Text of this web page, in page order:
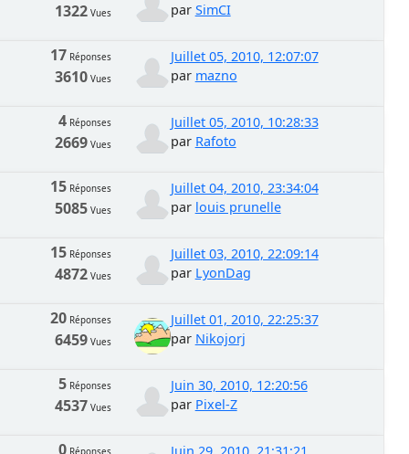
1322Vues
par SimCI
17 Réponses
3610Vues
Juillet 05, 2010, 12:07:07
par mazno
4Réponses
2669Vues
Juillet 05, 2010, 10:28:33
par Rafoto
15Réponses
5085Vues
Juillet 04, 2010, 23:34:04
par louis prunelle
15Réponses
4872Vues
Juillet 03, 2010, 22:09:14
par LyonDag
20Réponses
6459Vues
Juillet 01, 2010, 22:25:37
par Nikojorj
5Réponses
4537 Vues
Juin 30, 2010, 12:20:56
par Pixel-Z
0